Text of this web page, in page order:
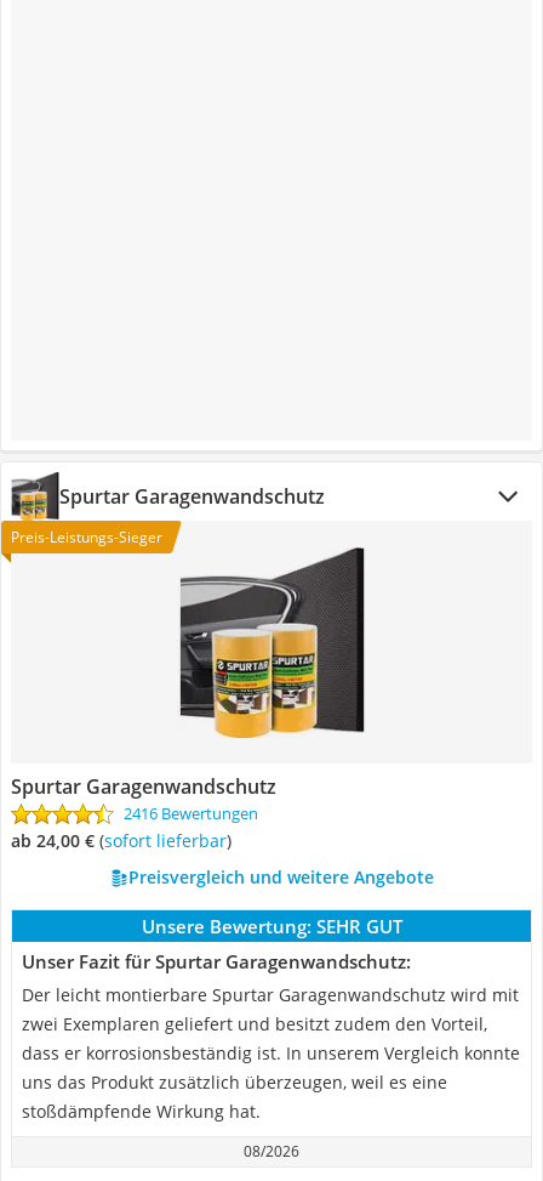
Spurtar Garagenwandschutz
Preis-Leistungs-Sieger
Spurtar Garagenwandschutz
2416 Bewertungen
ab 24,00 € ( Sofort lieferbar)
Preisvergleich und weitere Angebote
Unsere Bewertung: SEHR GUT
Unser Fazit für Spurtar Garagenwandschutz:
Der leicht montierbare Spurtar Garagenwandschutz wird mit
zwei Exemplaren geliefert und besitzt zudem den Vorteil,
dass er korrosionsbeständig ist. In unserem Vergleich konnte
uns das Produkt zusätzlich überzeugen, weil es eine
stoßdämpfende Wirkung hat.
08/2026